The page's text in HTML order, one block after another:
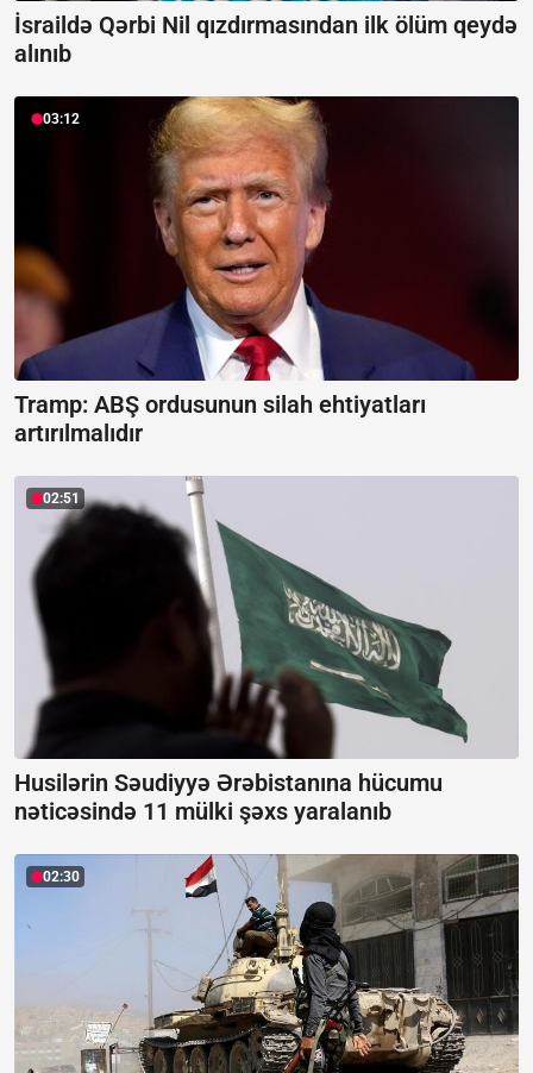
İsraildə Qərbi Nil qızdırmasından ilk ölüm qeydə
alınıb
03:12
Tramp: ABŞ ordusunun silah ehtiyatları
artırılmalıdır
02:51
Husilərin Səudiyyə Ərəbistanına hücumu
nəticəsində 11 mülki şəxs yaralanıb
02:30